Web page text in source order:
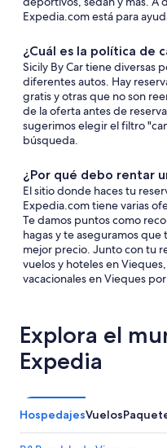
Expedia.com está para
¿Cuál es la política de
Sicily By Car tiene diversas
diferentes autos. Hay
gratis y otras que no son
de la oferta antes de
sugerimos elegir el filtro
búsqueda.
¿Por qué debo rentar
El sitio donde haces tu
Expedia.com tiene varias
Te damos puntos como
hagas y te aseguramos
mejor precio. Junto con tu
vuelos y hoteles en
vacacionales en Vieques
Explora el
Expedia
HospedajesVuelos